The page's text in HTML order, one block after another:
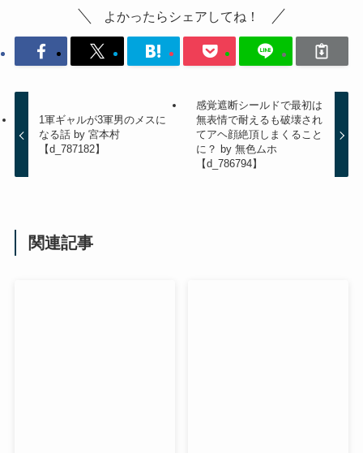
よかったらシェアしてね！
1軍ギャルが3軍男のメスに
なる話 by 宮本村
【d_787182】
感覚遮断シールドで最初は
無表情で耐えるも破壊され
てアヘ顔絶頂しまくること
に？ by 無色ムホ
【d_786794】
関連記事